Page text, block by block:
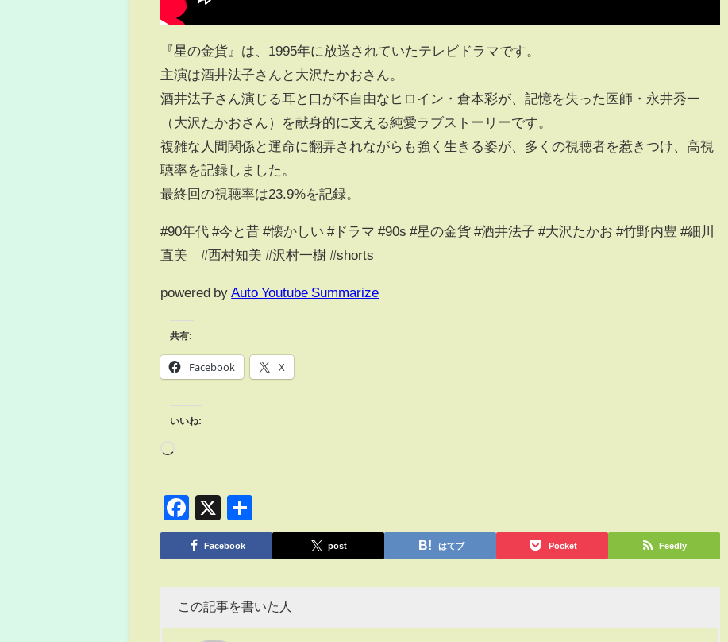
『星の金貨』は、1995年に放送されていたテレビドラマです。
主演は酒井法子さんと大沢たかおさん。
酒井法子さん演じる耳と口が不自由なヒロイン・倉本彩が、記憶を失った医師・永井秀一
（大沢たかおさん）を献身的に支える純愛ラブストーリーです。
複雑な人間関係と運命に翻弄されながらも強く生きる姿が、多くの視聴者を惹きつけ、高視
聴率を記録しました。
最終回の視聴率は23.9%を記録。
#90年代 #今と昔 #懐かしい #ドラマ #90s #星の金貨 #酒井法子 #大沢たかお #竹野内豊 #細川
直美 #西村知美 #沢村一樹 #shorts
powered by Auto Youtube Summarize
共有:
Facebook X
いいね:
Facebook
X
有
Facebook post はてブ Pocket Feedly
この記事を書いた人